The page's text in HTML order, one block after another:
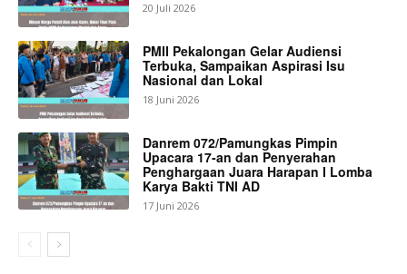
20 Juli 2026
PMII Pekalongan Gelar Audiensi
Terbuka, Sampaikan Aspirasi Isu
Nasional dan Lokal
18 Juni 2026
Danrem 072/Pamungkas Pimpin
Upacara 17-an dan Penyerahan
Penghargaan Juara Harapan I Lomba
Karya Bakti TNI AD
17 Juni 2026